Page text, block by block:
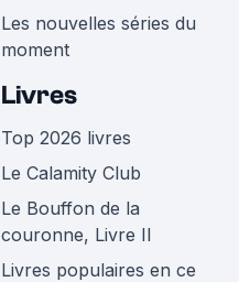
Les nouvelles séries du
moment
Livres
Top 2026 livres
Le Calamity Club
Le Bouffon de la
couronne, Livre II
Livres populaires en ce